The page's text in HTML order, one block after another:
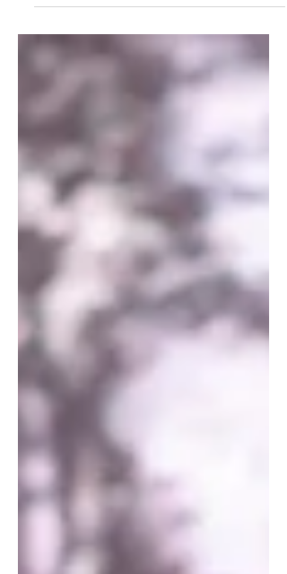
sont particulièrement fiers...